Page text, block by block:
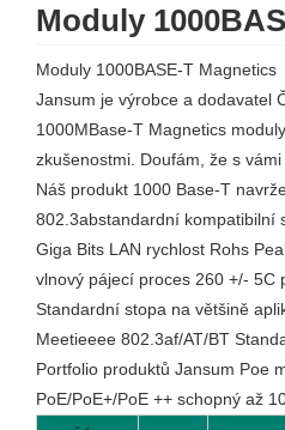
Moduly
Moduly 1000BASE-T Magnetics
Jansum je výrobce a dodavatel
1000MBase-T Magnetics
zkušenostmi. Doufám, že s
Náš produkt 1000 Base-T
802.3abstandardní kompatibilní
Giga Bits LAN rychlost Rohs
vlnový pájecí proces 260 +/- 5C
Standardní stopa na většině
Meetieeee 802.3af/AT/BT
Portfolio produktů Jansum Poe
PoE/PoE+/PoE ++ schopný až